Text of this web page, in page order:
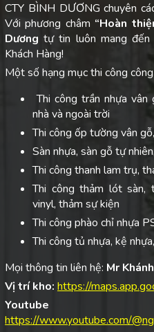
CTY BÌNH DƯƠNG chuyên
Với phương châm “Hoàn
Dươngtự tin luôn mang
Khách Hàng!
Một số hạng mục thi công
Thi công trần nhựa
nhà và ngoài trời
Thi công ốp tường vân
Sàn nhựa, sàn gỗ tự
Thi công thanh lam trụ,
Thi công thảm lót sàn,
vinyl, thảm sự kiện
Thi công phào chỉ nhựa
Thi công tủ nhựa, kệ
Mọi thông tin liên hệ: Mr
Vị trí kho: https://
https://www.youtube.com/